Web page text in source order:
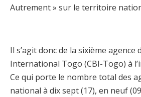
Autrement » sur le territoire
Il s’agit donc de la sixième agence
International Togo (CBI-Togo) à
Ce qui porte le nombre total des
national à dix sept (17), en neuf